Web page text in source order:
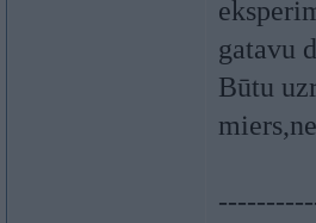
gatavu
Būtu